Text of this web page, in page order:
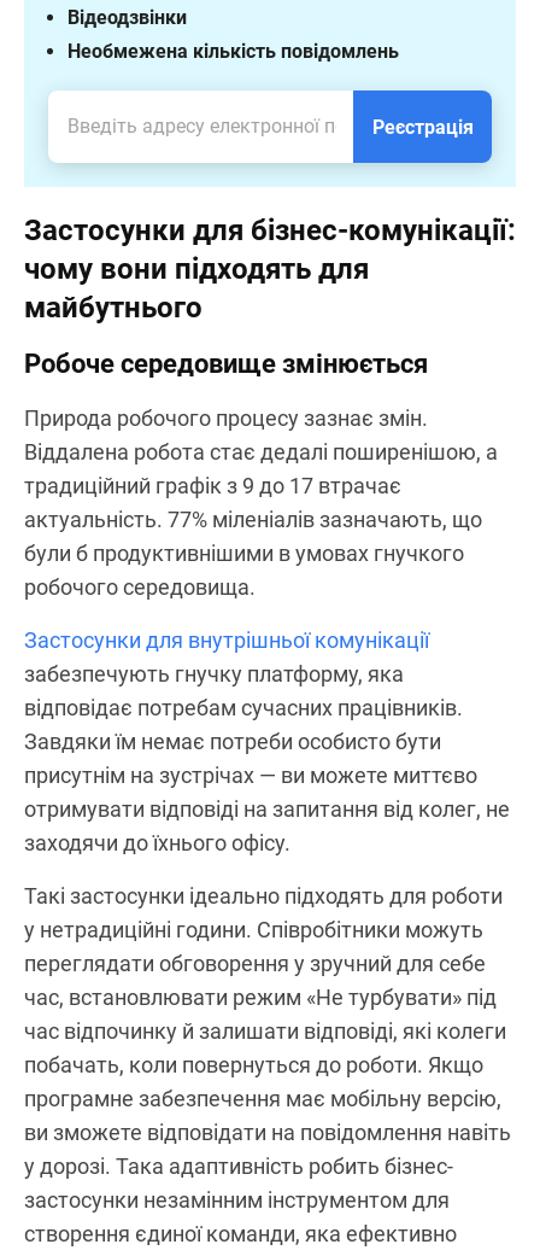
Необмежена кількість повідомлень
Відеодзвінки
Реєстрація
Застосунки для бізнес-комунікації:
чому вони підходять для
майбутнього
Робоче середовище змінюється
Природа робочого процесу зазнає змін.
Віддалена робота стає дедалі поширенішою, а
традиційний графік з 9 до 17 втрачає
актуальність. 77% міленіалів зазначають, що
були б продуктивнішими в умовах гнучкого
робочого середовища.
Застосунки для внутрішньої комунікації
забезпечують гнучку платформу, яка
відповідає потребам сучасних працівників.
Завдяки їм немає потреби особисто бути
присутнім на зустрічах — ви можете миттєво
отримувати відповіді на запитання від колег, не
заходячи до їхнього офісу.
Такі застосунки ідеально підходять для роботи
у нетрадиційні години. Співробітники можуть
переглядати обговорення у зручний для себе
час, встановлювати режим «Не турбувати» під
час відпочинку й залишати відповіді, які колеги
побачать, коли повернуться до роботи. Якщо
програмне забезпечення має мобільну версію,
ви зможете відповідати на повідомлення навіть
у дорозі. Така адаптивність робить бізнес-
застосунки незамінним інструментом для
створення єдиної команди, яка ефективно